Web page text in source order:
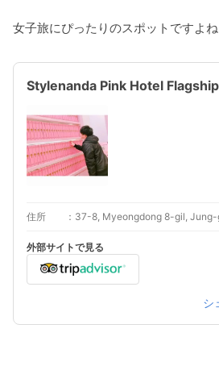
女子旅にぴったりのスポットですよ
Stylenanda Pink Hotel
住所
外部サイトで見る
シ